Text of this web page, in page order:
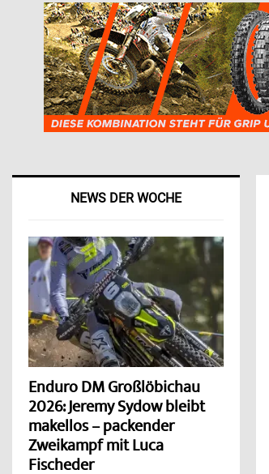
NEWS DER WOCHE
Enduro DM Großlöbichau
2026: Jeremy Sydow bleibt
makellos – packender
Zweikampf mit Luca
Fischeder